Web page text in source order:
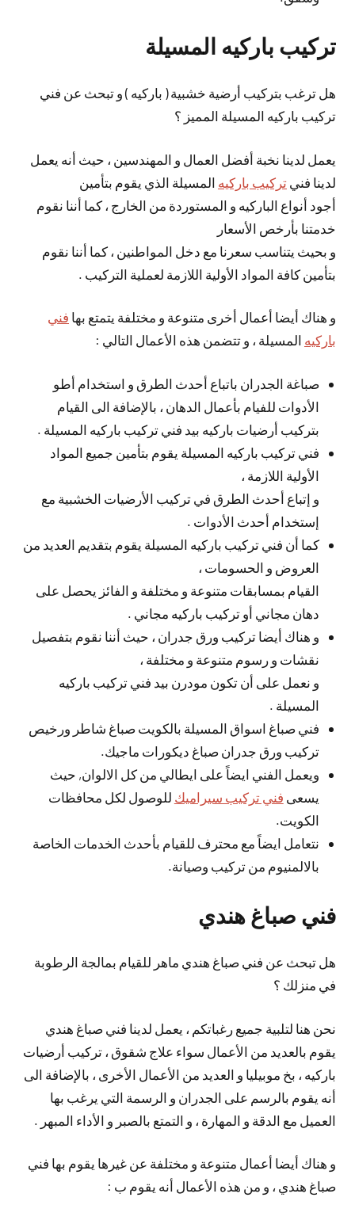
تركيب باركيه المسيلة
هل ترغب بتركيب أرضية خشبية ( باركيه ) و تبحث عن فني
تركيب باركيه المسيلة المميز ؟
يعمل لدينا نخبة أفضل العمال و المهندسين ، حيث أنه يعمل
لدينا فني تركيب باركيه المسيلة الذي يقوم بتأمين
أجود أنواع الباركيه و المستوردة من الخارج ، كما أننا نقوم
خدمتنا بأرخص الأسعار
و بحيث يتناسب سعرنا مع دخل المواطنين ، كما أننا نقوم
بتأمين كافة المواد الأولية اللازمة لعملية التركيب .
و هناك أيضا أعمال أخرى متنوعة و مختلفة يتمتع بها فني
باركيه المسيلة ، و تتضمن هذه الأعمال التالي :
صباغة الجدران باتباع أحدث الطرق و استخدام أطو
الأدوات للفيام بأعمال الدهان ، بالإضافة الى القيام
بتركيب أرضيات باركيه بيد فني تركيب باركيه المسيلة .
فني تركيب باركيه المسيلة يقوم بتأمين جميع المواد
الأولية اللازمة ،
و إتباع أحدث الطرق في تركيب الأرضيات الخشبية مع
إستخدام أحدث الأدوات .
كما أن فني تركيب باركيه المسيلة يقوم بتقديم العديد من
العروض و الحسومات ،
القيام بمسابقات متنوعة و مختلفة و الفائز يحصل على
دهان مجاني أو تركيب باركيه مجاني .
و هناك أيضا تركيب ورق جدران ، حيث أننا نقوم بتفصيل
نقشات و رسوم متنوعة و مختلفة ،
و نعمل على أن تكون مودرن بيد فني تركيب باركيه
المسيلة .
فني صباغ اسواق المسيلة بالكويت صباغ شاطر ورخيص
تركيب ورق جدران صباغ ديكورات ماجيك.
ويعمل الفني ايضاً على ايطالي من كل الالوان, حيث
يسعى فني تركيب سيراميك للوصول لكل محافظات
الكويت.
نتعامل ايضاً مع محترف للقيام بأحدث الخدمات الخاصة
بالالمنيوم من تركيب وصيانة.
فني صباغ هندي
هل تبحث عن فني صباغ هندي ماهر للقيام بمالجة الرطوبة
في منزلك ؟
نحن هنا لتلبية جميع رغباتكم ، يعمل لدينا فني صباغ هندي
يقوم بالعديد من الأعمال سواء علاج شقوق ، تركيب أرضيات
باركيه ، بخ موبيليا و العديد من الأعمال الأخرى ، بالإضافة الى
أنه يقوم بالرسم على الجدران و الرسمة التي يرغب بها
العميل مع الدقة و المهارة ، و التمتع بالصبر و الأداء المبهر .
و هناك أيضا أعمال متنوعة و مختلفة عن غيرها يقوم بها فني
صباغ هندي ، و من هذه الأعمال أنه يقوم ب :